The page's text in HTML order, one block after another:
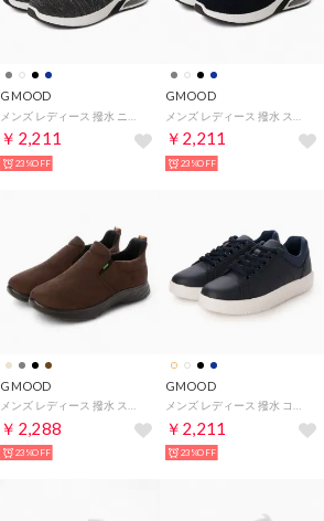
GMOOD
￥2,211
23%OFF
GMOOD
￥2,211
23%OFF
GMOOD
￥2,288
23%OFF
GMOOD
￥2,211
23%OFF